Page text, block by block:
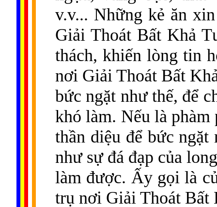
v.v... Những kẻ ăn
Giải Thoát Bất Khả
thách, khiến lòng tin
nơi Giải Thoát Bất
bức ngặt như thế, để
khó làm. Nếu là phàm
thần diệu để bức
như sự đá đạp của
làm được. Ấy gọi là
trụ nơi Giải Thoát Bất